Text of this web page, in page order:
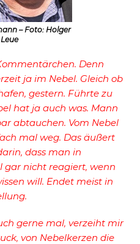
– Foto: Holger
Leue
Denn
ja im Nebel. Gleich ob
gestern. Führte zu
hat ja auch was. Mann
abtauchen. Vom Nebel
mal weg. Das äußert
dass man in
gar nicht reagiert, wenn
will. Endet meist in
gerne mal, verzeiht mir
von Nebelkerzen die